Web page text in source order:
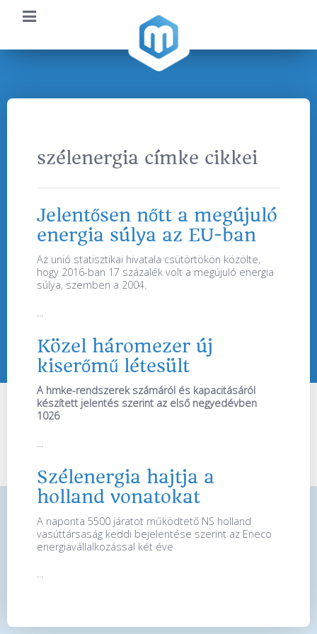
szélenergia címke cikkei
Jelentősen nőtt a megújuló
energia súlya az EU-ban
Az unió statisztikai hivatala csütörtökön közölte,
hogy 2016-ban 17 százalék volt a megújuló energia
súlya, szemben a 2004.
Közel háromezer új
kiserőmű létesült
A hmke-rendszerek számáról és kapacitásáról
készített jelentés szerint az első negyedévben
1026
Szélenergia hajtja a
holland vonatokat
A naponta 5500 járatot működtető NS holland
vasúttársaság keddi bejelentése szerint az Eneco
energiavállalkozással két éve
...